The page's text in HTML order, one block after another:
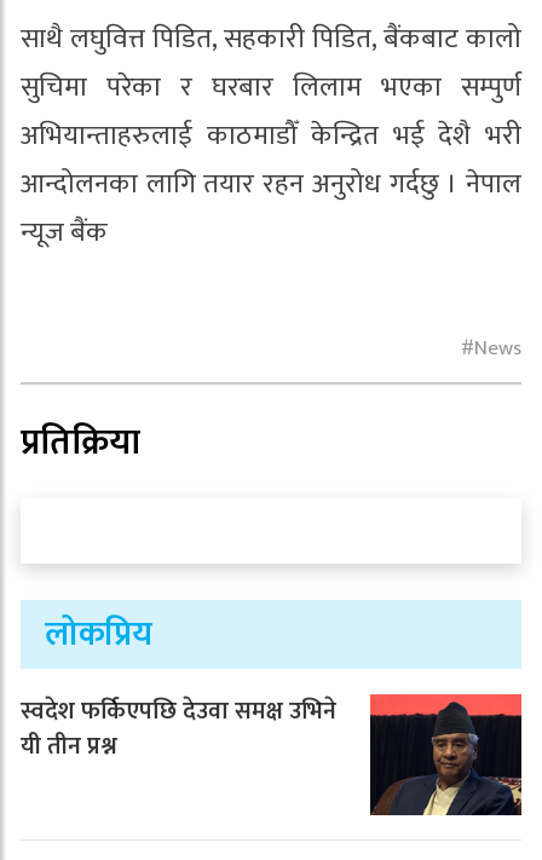
साथै लघुवित्त पिडित, सहकारी पिडित, बैंकबाट कालो
सुचिमा परेका र घरबार लिलाम भएका सम्पुर्ण
अभियान्ताहरुलाई काठमाडौँ केन्द्रित भई देशै भरी
आन्दोलनका लागि तयार रहन अनुरोध गर्दछु । नेपाल
न्यूज बैंक
News
प्रतिक्रिया
लोकप्रिय
स्वदेश फर्किएपछि देउवा समक्ष उभिने
यी तीन प्रश्न